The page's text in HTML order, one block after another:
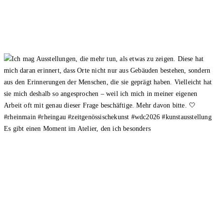
Es gibt einen Moment im Atelier, den ich besonders